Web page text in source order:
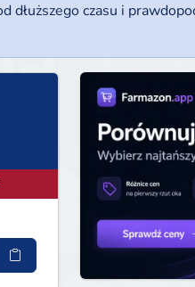
dłuższego czasu i